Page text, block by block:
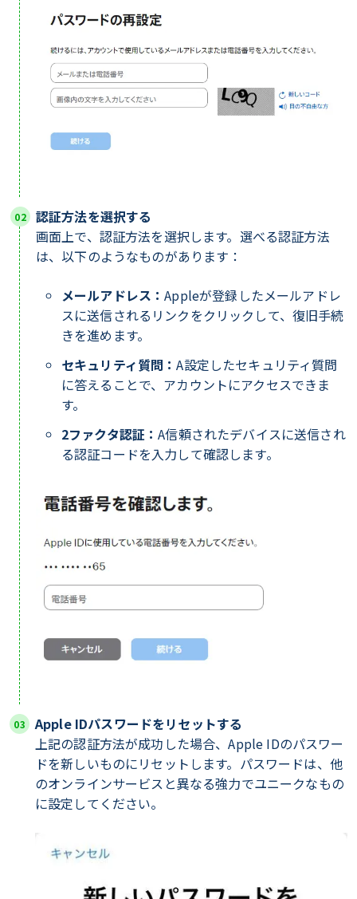
認証方法を選択する
画面上で、認証方法を選択します。選べる認証方法
は、以下のようなものがあります：
メールアドレス：Appleが登録したメールアドレ
スに送信されるリンクをクリックして、復旧手続
きを進めます。
セキュリティ質問：A設定したセキュリティ質問
に答えることで、アカウントにアクセスできま
す。
2ファクタ認証：A信頼されたデバイスに送信され
る認証コードを入力して確認します。
Apple IDパスワードをリセットする
上記の認証方法が成功した場合、Apple IDのパスワー
ドを新しいものにリセットします。パスワードは、他
のオンラインサービスと異なる強力でユニークなもの
に設定してください。